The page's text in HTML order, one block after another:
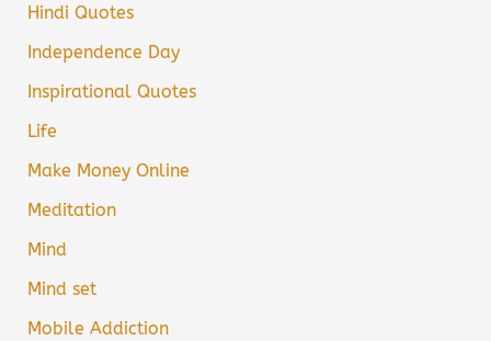
Hindi Quotes
Independence Day
Inspirational Quotes
Life
Make Money Online
Meditation
Mind
Mind set
Mobile Addiction